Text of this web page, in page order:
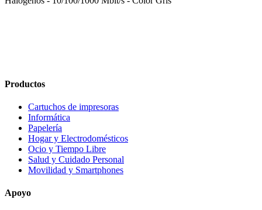
Productos
Cartuchos de impresoras
Informática
Papelería
Hogar y Electrodomésticos
Ocio y Tiempo Libre
Salud y Cuidado Personal
Movilidad y Smartphones
Apoyo